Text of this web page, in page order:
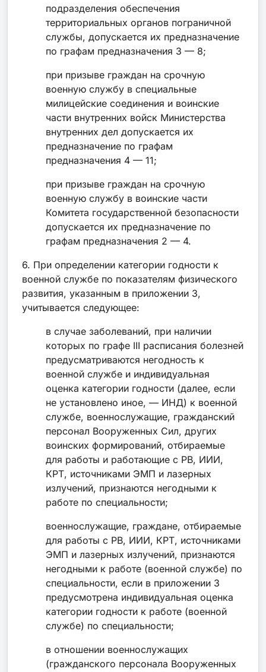
подразделения обеспечения
территориальных органов пограничной
службы, допускается их предназначение
по графам предназначения 3 — 8;
при призыве граждан на срочную
военную службу в специальные
милицейские соединения и воинские
части внутренних войск Министерства
внутренних дел допускается их
предназначение по графам
предназначения 4 — 11;
при призыве граждан на срочную
военную службу в воинские части
Комитета государственной безопасности
допускается их предназначение по
графам предназначения 2 — 4.
6. При определении категории годности к
военной службе по показателям физического
развития, указанным в приложении 3,
учитывается следующее:
в случае заболеваний, при наличии
которых по графе III расписания болезней
предусматриваются негодность к
военной службе и индивидуальная
оценка категории годности (далее, если
не установлено иное, — ИНД) к военной
службе, военнослужащие, гражданский
персонал Вооруженных Сил, других
воинских формирований, отбираемые
для работы и работающие с РВ, ИИИ,
КРТ, источниками ЭМП и лазерных
излучений, признаются негодными к
работе по специальности;
военнослужащие, граждане, отбираемые
для работы с РВ, ИИИ, КРТ, источниками
ЭМП и лазерных излучений, признаются
негодными к работе (военной службе) по
специальности, если в приложении 3
предусмотрена индивидуальная оценка
категории годности к работе (военной
службе) по специальности;
в отношении военнослужащих
(гражданского персонала Вооруженных